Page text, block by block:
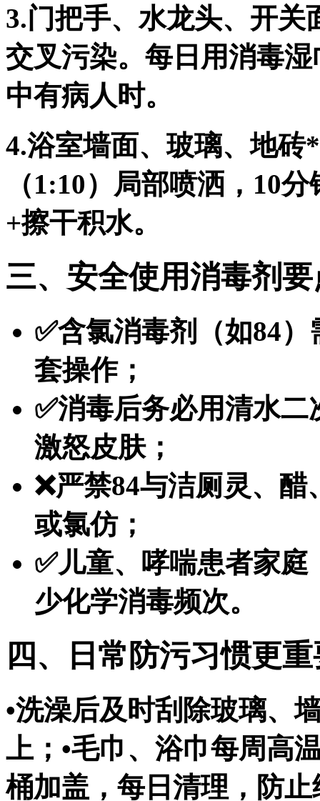
3.门把手、水龙头、开
交叉污染。每日用消毒
中有病人时。
4.浴室墙面、玻璃、地
（1:10）局部喷洒，10
+擦干积水。
三、安全使用消毒剂要
✅含氯消毒剂（如84
套操作；
✅消毒后务必用清水
激怒皮肤；
❌严禁84与洁厕灵、
或氯仿；
✅儿童、哮喘患者家
少化学消毒频次。
四、日常防污习惯更
•洗澡后及时刮除玻璃、
上；•毛巾、浴巾每周高
桶加盖，每日清理，防